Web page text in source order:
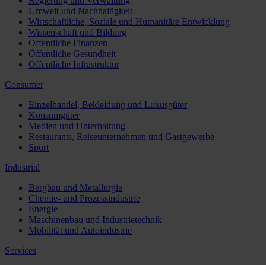
Umwelt und Nachhaltigkeit
Wirtschaftliche, Soziale und Humanitäre Entwicklung
Wissenschaft und Bildung
Öffentliche Finanzen
Öffentliche Gesundheit
Öffentliche Infrastruktur
Consumer
Einzelhandel, Bekleidung und Luxusgüter
Konsumgüter
Medien und Unterhaltung
Restaurants, Reiseunternehmen und Gastgewerbe
Sport
Industrial
Bergbau und Metallurgie
Chemie- und Prozessindustrie
Energie
Maschinenbau und Industrietechnik
Mobilität und Autoindustrie
Services